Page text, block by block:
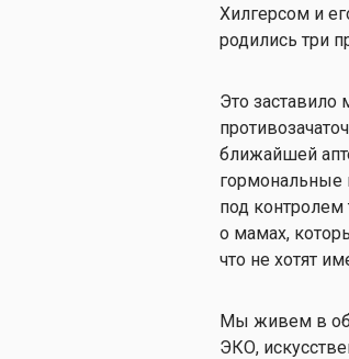
Хилгерсом и
родились три
Это
ближайшей
гормональные
под контролем
о мамах,
что не хотят
Мы живем в
ЭКО,